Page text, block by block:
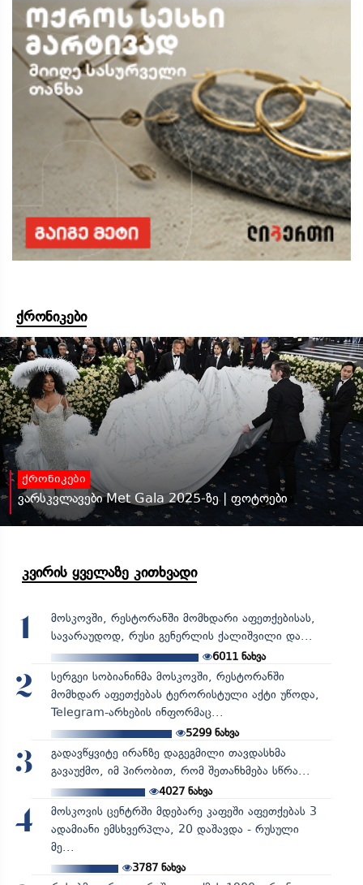
ქრონიკები
ქრონიკები
ვარსკვლავები Met Gala 2025-ზე | ფოტოები
კვირის ყველაზე კითხვადი
1
მოსკოვში, რესტორანში მომხდარი აფეთქებისას,
სავარაუდოდ, რუსი გენერლის ქალიშვილი და...
6011 ნახვა
2
სერგეი სობიანინმა მოსკოვში, რესტორანში
მომხდარ აფეთქებას ტერორისტული აქტი უწოდა,
Telegram-არხების ინფორმაც...
5299ნახვა
3
გადავწყვიტე ირანზე დაგეგმილი თავდასხმა
გავაუქმო, იმ პირობით, რომ შეთანხმება სწრა...
4027ნახვა
4
მოსკოვის ცენტრში მდებარე კაფეში აფეთქებას 3
ადამიანი ემსხვერპლა, 20 დაშავდა - რუსული
მე...
3787ნახვა